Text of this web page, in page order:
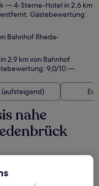
— 4-Sterne-Hotel in 2,6 km
Gästebewertung:
Bahnhof Rheda-
2,9 km von Bahnhof
9,0/10 —
(aufsteigend)
nahe